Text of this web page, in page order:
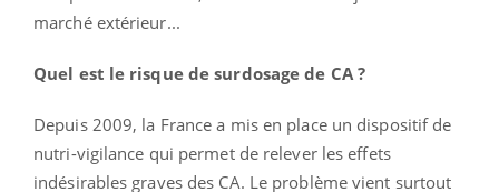
marché extérieur...
Quel est le risque de surdosage de CA ?
Depuis 2009, la France a mis en place un dispositif de
nutri-vigilance qui permet de relever les effets
indésirables graves des CA. Le problème vient surtout